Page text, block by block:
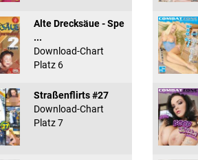
Alte Drecksäue - Spe
...
Download-Chart
Platz 6
Straßenflirts #27
Download-Chart
Platz 7